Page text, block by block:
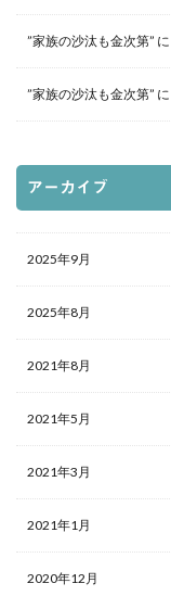
”家族の沙汰も金次第” に
”家族の沙汰も金次第” に
アーカイブ
2025年9月
2025年8月
2021年8月
2021年5月
2021年3月
2021年1月
2020年12月